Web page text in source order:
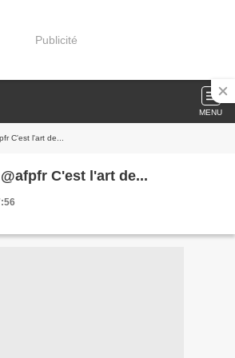
Publicité
MENU
C'est l'art de...
C'est l'art de...